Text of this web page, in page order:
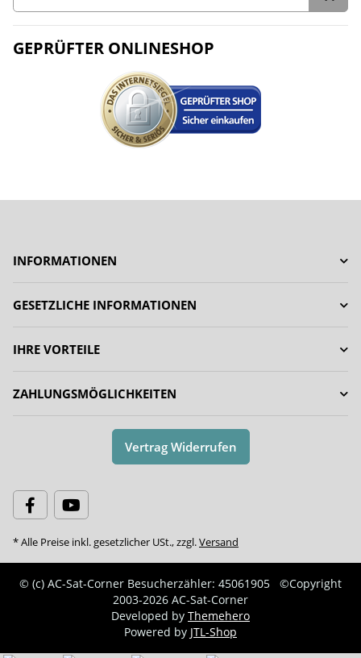
GEPRÜFTER ONLINESHOP
INFORMATIONEN
GESETZLICHE INFORMATIONEN
IHRE VORTEILE
ZAHLUNGSMÖGLICHKEITEN
Vertrag Widerrufen
* Alle Preise inkl. gesetzlicher USt., zzgl.Versand
© (c) AC-Sat-Corner Besucherzähler: 45061905
©Copyright
2003-2026 AC-Sat-Corner
Developed by Themehero
Powered by JTL-Shop